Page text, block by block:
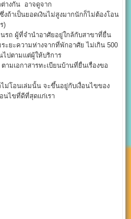
างกัน อาจดูจาก
ถ้าเป็นยอดเงินไม่สูงมากนักก็ไม่ต้องโอน
)
รถ ผู้ที่จำนำอาศัยอยู่ใกล้กับสาขาที่ยื่น
ยะความห่างจากที่พักอาศัย ไม่เกิน 500
ไปตามแต่ผู้ให้บริการ
เอกาสารทะเบียนบ้านที่ยื่นเรื่องขอ
โอนเล่มนั้น จะขึ้นอยู่กับเงื่อนไขของ
นไขที่ดีที่สุดแก่เรา